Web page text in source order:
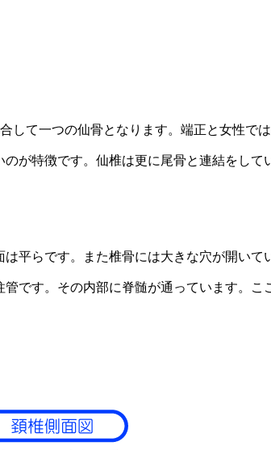
して一つの仙骨となります。端正と女性で
が特徴です。仙椎は更に尾骨と連結をして
平らです。また椎骨には大きな穴が開いて
です。その内部に脊髄が通っています。こ